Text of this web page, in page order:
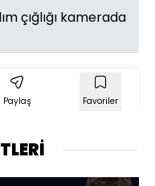
çığlığı kamerada
Paylaş Favoriler